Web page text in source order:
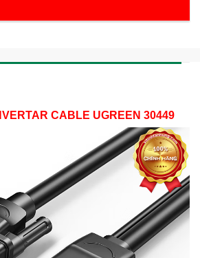
CABLE UGREEN 30449